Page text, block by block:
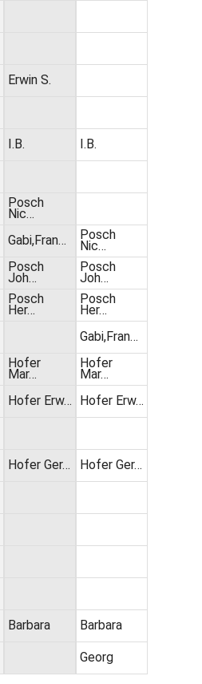
Erwin S.
I.B.
Posch
Nic…
Gabi,Fran…
Posch
Joh…
Posch
Her…
Hofer
Mar…
Hofer Erw…
Hofer Ger…
Barbara
I.B.
Posch
Nic…
Posch
Joh…
Posch
Her…
Gabi,Fran…
Hofer
Mar…
Hofer Erw…
Hofer Ger…
Barbara
Georg